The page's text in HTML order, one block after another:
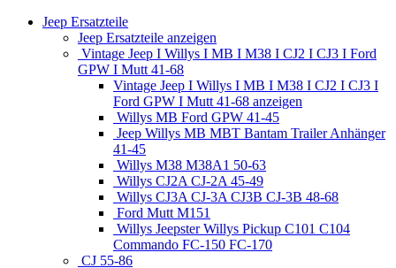
Jeep Ersatzteile
Jeep Ersatzteile anzeigen
Vintage Jeep I Willys I MB I M38 I CJ2 I CJ3 I Ford
GPW I Mutt 41-68
Vintage Jeep I Willys I MB I M38 I CJ2 I CJ3 I
Ford GPW I Mutt 41-68 anzeigen
Willys MB Ford GPW 41-45
Jeep Willys MB MBT Bantam Trailer Anhänger
41-45
Willys M38 M38A1 50-63
Willys CJ2A CJ-2A 45-49
Willys CJ3A CJ-3A CJ3B CJ-3B 48-68
Ford Mutt M151
Willys Jeepster Willys Pickup C101 C104
Commando FC-150 FC-170
CJ 55-86